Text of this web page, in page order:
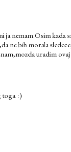
nemam.Osim kada
ne bih morala
uradim
:)